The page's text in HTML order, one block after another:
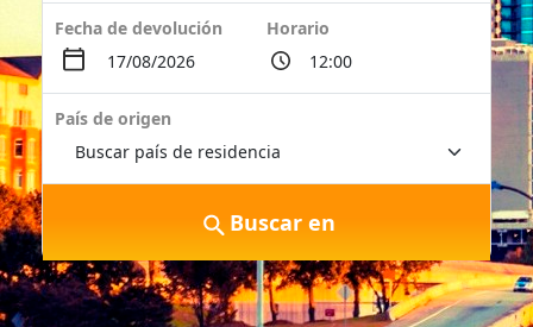
Fecha de devolución Horario
País de origen
Buscar en